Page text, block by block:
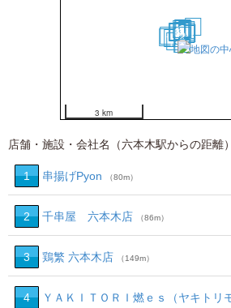
1
2
3
4
5
678
9
10
11
12
13
14
15
16
17
18
19
20
3 km
店舗・施設・会社名（六本木駅からの距離）
1 串揚げPyon （80m）
2 千串屋 六本木店 （86m）
3 鶏繁 六本木店 （149m）
4 ＹＡＫＩＴＯＲＩ燃ｅｓ（ヤキトリ